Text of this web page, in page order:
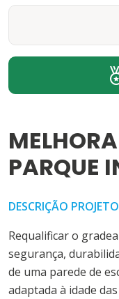
PARQUE
DESCRIÇÃO PROJETO
Requalificar o
segurança,
de uma parede de
adaptada à idade